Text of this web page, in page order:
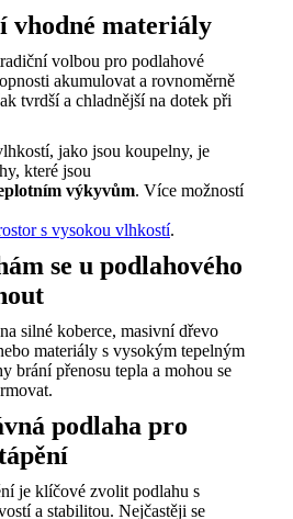
vhodné materiály
volbou pro podlahové
akumulovat a rovnoměrně
tvrdší a chladnější na dotek při
jako jsou koupelny, je
které jsou
výkyvům. Více možností
s vysokou vlhkostí.
se u podlahového
silné koberce, masivní dřevo
materiály s vysokým tepelným
brání přenosu tepla a mohou se
podlaha pro
je klíčové zvolit podlahu s
a stabilitou. Nejčastěji se